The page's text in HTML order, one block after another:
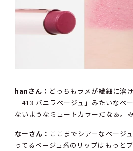
hanさん： どっちもラメが繊細に溶
「413 バニラベージュ」みたいなベ
ないようなミュートカラーだなぁ。
なーさん： ここまでシアーなベージ
ってるベージュ系のリップはもっと